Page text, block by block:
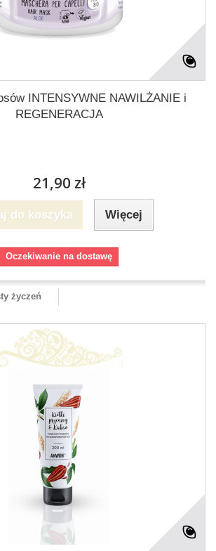
INTENSYWNE NAWILŻANIE i
REGENERACJA
21,90 zł
do koszyka Więcej
Oczekiwanie na dostawę
życzeń